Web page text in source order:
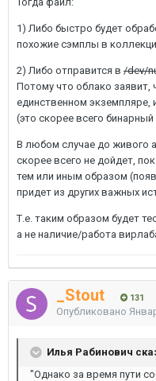
1) Либо быстро будет
похожие сэмплы в
2) Либо отправится в /dev/
Потому что облако заявит,
единственном экземпляре,
(это скорее всего
В любом случае до живого
скорее всего не дойдет,
тем или иным образом
придет из других важных
Т.е. таким образом будет
а не наличие/работа
_Stout 131
Опубликовано
Илья Рабинович
"Однако за время пути